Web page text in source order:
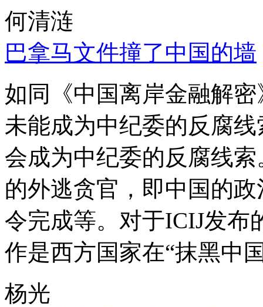
何清涟
巴拿马文件撞了中国的墙
如同《中国离岸金融解
未能成为中纪委的反腐
会成为中纪委的反腐线
的外逃贪官，即中国的
令完成等。对于ICIJ发布
作是西方国家在“抹黑中
杨光